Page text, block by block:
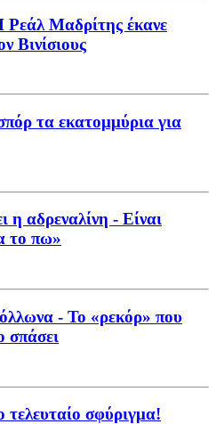
Ρεάλ Μαδρίτης έκανε
Βινίσιους
τα εκατομμύρια για
η αδρεναλίνη - Είναι
το πω»
- Το «ρεκόρ» που
σπάσει
σφύριγμα!